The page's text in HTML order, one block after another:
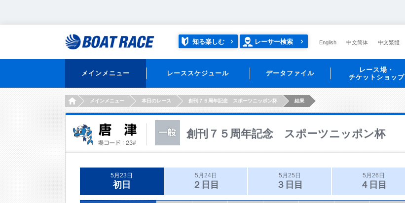
知る楽しむ レーサー検索 English 中文简体 中文繁體
メインメニュー レーススケジュール データファイル
レース場・
チケットショップ
HOMEメインメニュー 本日のレース 創刊７５周年記念 スポーツニッポン杯 結果
創刊７５周年記念 スポーツニッポン杯
5月23日
初日
5月24日
２日目
5月25日
３日目
5月26日
４日目